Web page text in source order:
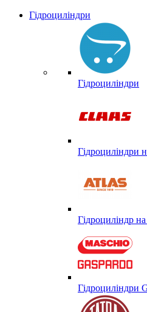
Гідроциліндри
Гідроциліндри
Гідроциліндри
Гідроциліндр
Гідроциліндри